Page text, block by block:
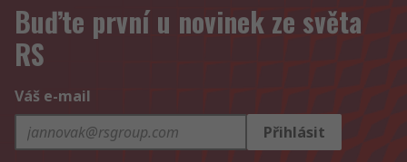
Buďte první u novinek ze světa
RS
Váš e-mail
Přihlásit